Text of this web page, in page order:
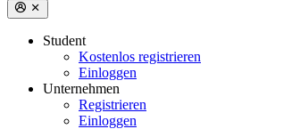
Student
Kostenlos registrieren
Einloggen
Unternehmen
Registrieren
Einloggen